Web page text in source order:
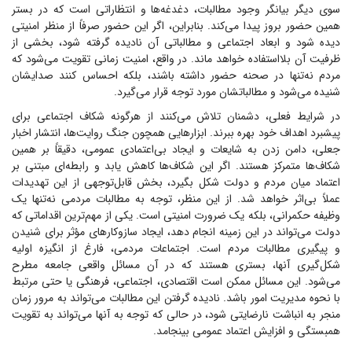
سوی دیگر بیانگر وجود مطالبات، دغدغه‌ها و انتظاراتی است که در بستر
همین حضور بروز پیدا می‌کند. بنابراین، اگر این حضور صرفاً از منظر امنیتی
دیده شود و ابعاد اجتماعی و مطالباتی آن نادیده گرفته شود، بخشی از
ظرفیت آن بلااستفاده خواهد ماند. در واقع، امنیت زمانی تقویت می‌شود که
مردم نه‌تنها در صحنه حضور داشته باشند، بلکه احساس کنند صدایشان
شنیده می‌شود و مطالباتشان مورد توجه قرار می‌گیرد.
در شرایط فعلی، دشمنان تلاش می‌کنند از هرگونه شکاف اجتماعی برای
پیشبرد اهداف خود بهره ببرند. ابزار‌هایی همچون جنگ روایت‌ها، انتشار اخبار
جعلی، دامن زدن به شایعات و ایجاد بی‌اعتمادی عمومی، دقیقاً بر همین
شکاف‌ها متمرکز هستند. اگر این شکاف‌ها کاهش یابد و رابطه‌ای مبتنی بر
اعتماد میان مردم و دولت شکل بگیرد، بخش قابل‌توجهی از این تهدیدات
عملاً بی‌اثر خواهد شد. از این منظر، توجه به مطالبات مردمی نه‌تنها یک
وظیفه حکمرانی، بلکه یک ضرورت امنیتی است. یکی از مهم‌ترین اقداماتی که
دولت می‌تواند در این زمینه انجام دهد، ایجاد سازوکار‌های مؤثر برای شنیدن
و پیگیری مطالبات مردم است. اجتماعات مردمی، فارغ از انگیزه اولیه
شکل‌گیری آنها، بستری هستند که در آن مسائل واقعی جامعه مطرح
می‌شود. این مسائل ممکن است اقتصادی، اجتماعی، فرهنگی یا حتی مرتبط
با نحوه مدیریت امور باشد. نادیده گرفتن این مطالبات می‌تواند به مرور زمان
منجر به انباشت نارضایتی شود، در حالی که توجه به آنها می‌تواند به تقویت
همبستگی و افزایش اعتماد عمومی بینجامد.